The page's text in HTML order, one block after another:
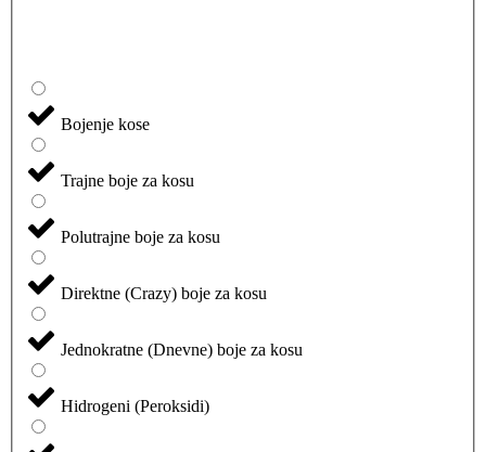
Bojenje kose
Trajne boje za kosu
Polutrajne boje za kosu
Direktne (Crazy) boje za kosu
Jednokratne (Dnevne) boje za kosu
Hidrogeni (Peroksidi)